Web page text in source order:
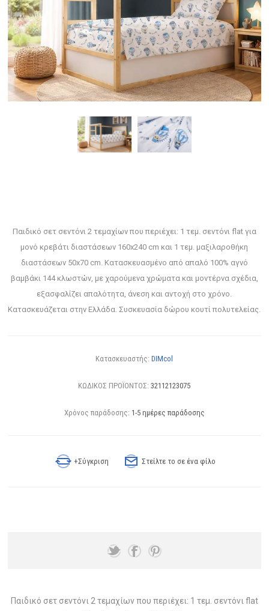
Παιδικό σετ σεντόνι 2 τεμαχίων που περιέχει: 1 τεμ. σεντόνι flat για
μονό κρεβάτι διαστάσεων 160x240 cm και 1 τεμ. μαξιλαροθήκη
διαστάσεων 50x70 cm. Κατασκευασμένο από απαλό 100% αγνό
βαμβάκι 144 κλωστών, με χαρούμενα χρώματα και μοντέρνα σχέδια,
εξασφαλίζει απαλότητα, άνεση και αντοχή στο χρόνο.
Κατασκευάζεται στην Ελλάδα. Συσκευασία δώρου κουτί πολυτελείας.
Κατασκευαστής: DIMcol
ΚΩΔΙΚΟΣ ΠΡΟΪΟΝΤΟΣ: 32112123075
Χρόνος παράδοσης: 1-5 ημέρες παράδοσης
+Σύγκριση Στείλτε το σε ένα φίλο
Παιδικό σετ σεντόνι 2 τεμαχίων που περιέχει: 1 τεμ. σεντόνι flat